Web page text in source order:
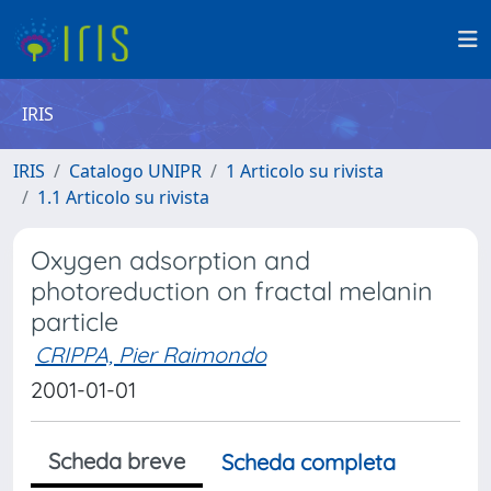
IRIS
IRIS Catalogo UNIPR
1 Articolo su rivista
1.1 Articolo su rivista
Oxygen adsorption and
photoreduction on fractal melanin
particle
CRIPPA, Pier Raimondo
2001-01-01
Scheda breve Scheda completa